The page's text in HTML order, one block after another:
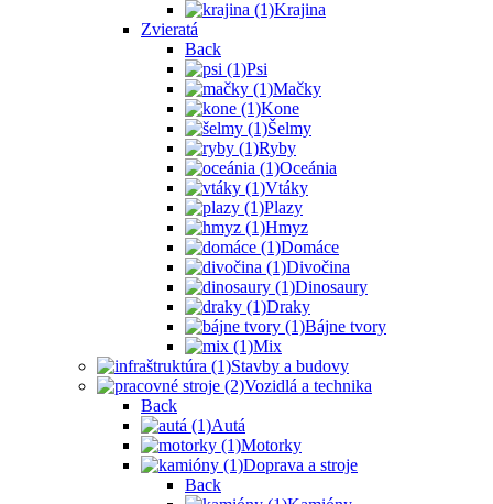
Krajina
Zvieratá
Back
Psi
Mačky
Kone
Šelmy
Ryby
Oceánia
Vtáky
Plazy
Hmyz
Domáce
Divočina
Dinosaury
Draky
Bájne tvory
Mix
Stavby a budovy
Vozidlá a technika
Back
Autá
Motorky
Doprava a stroje
Back